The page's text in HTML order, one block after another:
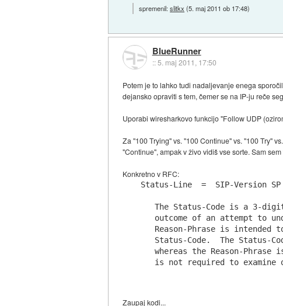
spremenil:slitkx (5. maj 2011 ob 17:48)
BlueRunner
::5. maj 2011, 17:50
Potem je to lahko tudi nadaljevanje enega
dejansko opraviti s tem, čemer se na IP-ju reče
Uporabi wiresharkovo funkcijo "Follow UDP
Za "100 Trying" vs. "100 Continue" vs. "100 Try"
"Continue", ampak v živo vidiš vse sorte. Sam
Konkretno v RFC:
Status-Line  =  SIP-Version SP
The Status-Code is a 3-
outcome of an attempt to
Reason-Phrase is intended
Status-Code.  The Status-
whereas the Reason-Phrase
Zaupaj kodi...